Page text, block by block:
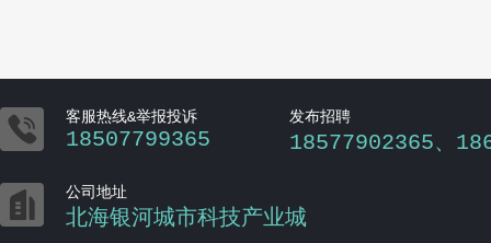
 客服热线&举报投诉
18507799365
发布招聘
18577902365、
 公司地址
北海银河城市科技产业城